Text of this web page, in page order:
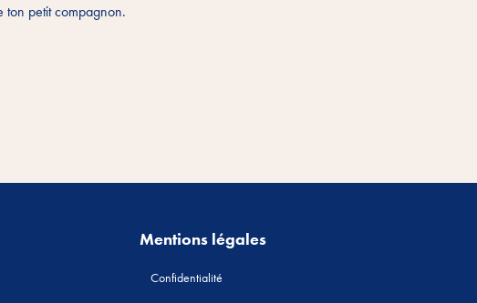
ton petit compagnon.
Mentions légales
Confidentialité